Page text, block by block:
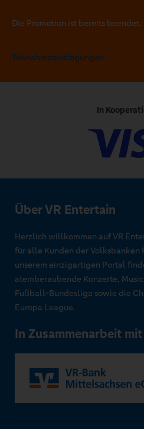
Die Promotion ist bereits beendet.
Teilnahmebedingungen
In
Über VR Entertain
Herzlich willkommen auf VR
für alle Kunden der Volksbanken
unserem einzigartigen Portal
atemberaubende Konzerte,
Fußball-Bundesliga sowie die
Europa League.
In Zusammenarbeit mit